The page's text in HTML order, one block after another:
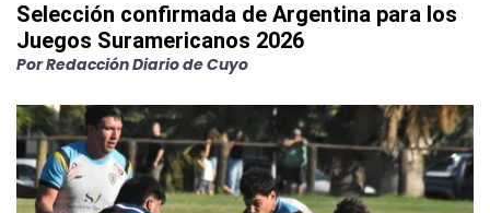
Selección confirmada de Argentina para los
Juegos Suramericanos 2026
PorRedacción Diario de Cuyo